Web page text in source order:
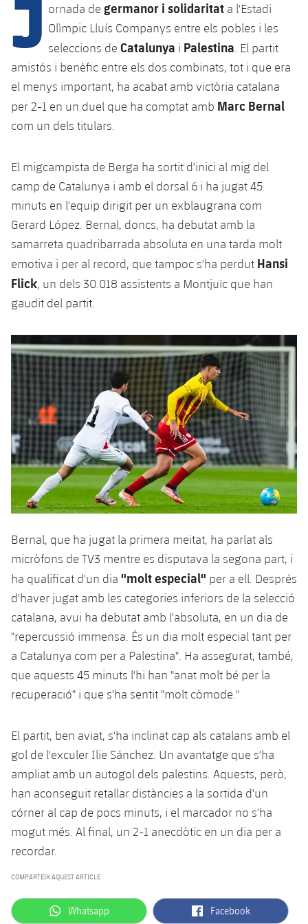
plusicon
més
Instal·lacions
Spotify Camp Nou
Estadi Johan Cruyff
Barça Cafe
Ciutat Esportiva
La Masia
plusicon
més
Serveis
Accessibilitat
plusicon
més
Instal·lacions
SUB13
SUB12
SUB11 A
SUB11 B
SUB10 A
SUB10 B
SUB9 A
SUB9 B
SUB8 A
SUB8 B
SUB13 B
SUB12 C
SUB11 C
Entrades
Gameday Shows
Resultats
Jugadors
Fotos
Història
Palmarès
Base
Barça Atlètic
Junior
Cadet A
Infantil A
Infantil B
Mini
Campus Estiu
PLUSICON
MÉS
plusicon
més
Actualitat
Entrades
Resultats
Classificació
Jugadors
Història
Palmarès
plusicon
més
Calendari
Resultats
Classificació
Jugadors
plusicon
Actualitat
Juvenil
Cadet A
Infantil B
PLUSICON
MÉS
Primer equip
plusicon
més
Actualitat
Calendari
Entrades
Resultats
Classificació
Jugadors
Fotos
Palmarès
Història
Barça Atlètic
plusicon
més
Actualitat
Calendari
Resultats
Jugadors
Classificació
Base
plusicon
més
Actualitat
Cadet
Infantil
Aleví
Campus Verano
PLUSICON
MÉS
Primer equip
plusicon
més
Actualitat
Calendari
Resultats
Jugadors
Fotos
Història
Barça Atlètic
plusicon
més
Actualitat
Resultats
Jugadors
Classificació
Base
plusicon
més
Barça C
Junior
Juvenil
Infantil
Aleví
PLUSICON
MÉS
Informació general
plusicon
més
Notícies
Atletisme
plusicon
més
Actualitat
Femení
Agenda
Bàsquet en cadira de rodes
plusicon
més
Jugadors
Calendari
Resultats
Classificació
Actualitat
Jugadors
Calendari
Resultats
Hoquei herba
plusicon
més
Notícies
Hockey Herba Masculí
Hockey Herba Femení
Patinatge artístic
plusicon
més
Actualitat
Agenda
Escola de Patinatge
plusicon
més
Actualitat
Voleibol
plusicon
més
ornada de germanor i solidaritat a l'Estadi
Olìmpic Lluís Companys entre els pobles i les
seleccions de Catalunya i Palestina . El partit
amistós i benèfic entre els dos combinats, tot i que era
el menys important, ha acabat amb victòria catalana
per 2-1 en un duel que ha comptat amb Marc Bernal
com un dels titulars.
El migcampista de Berga ha sortit d'inici al mig del
camp de Catalunya i amb el dorsal 6 i ha jugat 45
minuts en l'equip dirigit per un exblaugrana com
Gerard López. Bernal, doncs, ha debutat amb la
samarreta quadribarrada absoluta en una tarda molt
emotiva i per al record, que tampoc s'ha perdut Hansi
Flick, un dels 30.018 assistents a Montjuïc que han
gaudit del partit.
Bernal, que ha jugat la primera meitat, ha parlat als
micròfons de TV3 mentre es disputava la segona part, i
ha qualificat d'un dia "molt especial" per a ell. Després
d'haver jugat amb les categories inferiors de la selecció
catalana, avui ha debutat amb l'absoluta, en un dia de
"repercussió immensa. És un dia molt especial tant per
a Catalunya com per a Palestina". Ha assegurat, també,
que aquests 45 minuts l'hi han "anat molt bé per la
recuperació" i que s'ha sentit "molt còmode."
El partit, ben aviat, s'ha inclinat cap als catalans amb el
gol de l'exculer Ilie Sánchez. Un avantatge que s'ha
ampliat amb un autogol dels palestins. Aquests, però,
han aconseguit retallar distàncies a la sortida d'un
córner al cap de pocs minuts, i el marcador no s'ha
mogut més. Al final, un 2-1 anecdòtic en un dia per a
recordar.
COMPARTEIX AQUEST ARTICLE
label.aria.whatsapp
Whatsapp label.aria.facebook
Facebook